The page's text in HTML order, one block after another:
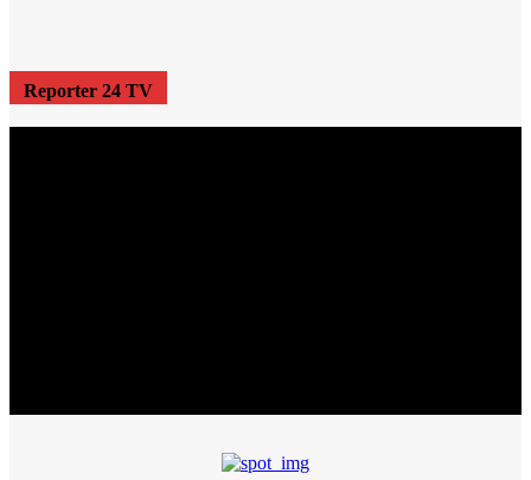
Reporter 24 TV